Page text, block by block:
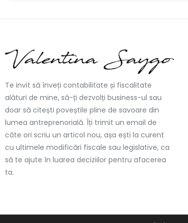
Te invit să înveți contabilitate și fiscalitate
alături de mine, să-ți dezvolți business-ul sau
doar să citești poveștile pline de savoare din
lumea antreprenorială. Îți trimit un email de
câte ori scriu un articol nou, așa ești la curent
cu ultimele modificări fiscale sau legislative, ca
să te ajute în luarea deciziilor pentru afacerea
ta.